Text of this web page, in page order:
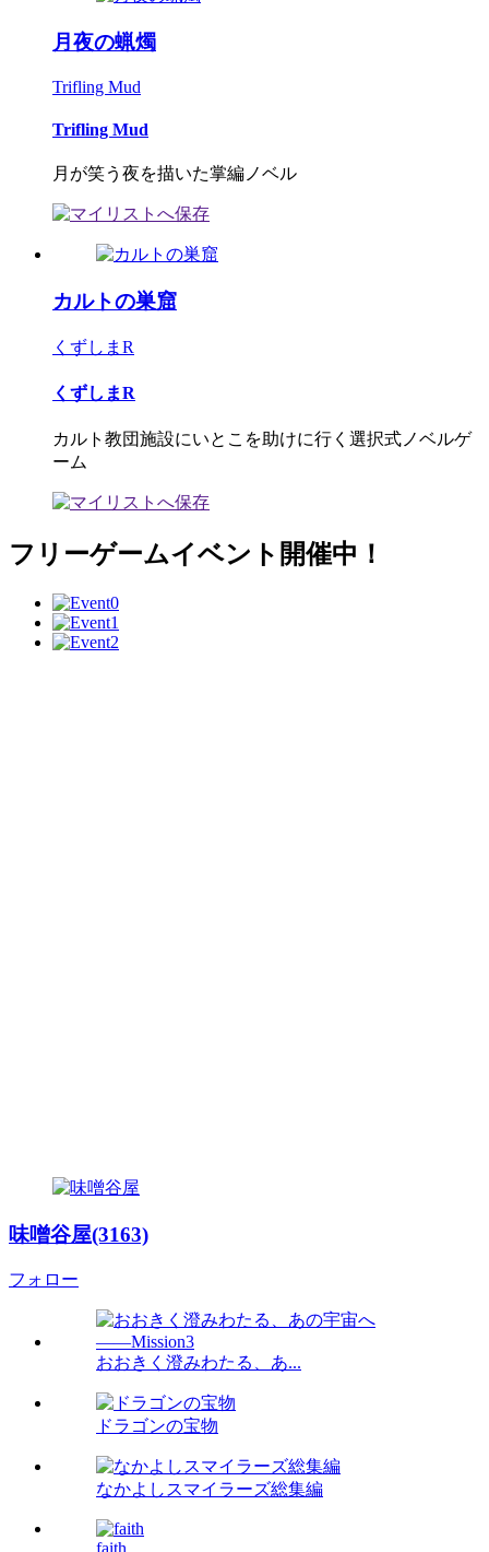
月夜の蝋燭
Trifling Mud
Trifling Mud
月が笑う夜を描いた掌編ノベル
カルトの巣窟
くずしまR
くずしまR
カルト教団施設にいとこを助けに行く選択式ノベルゲ
ーム
フリーゲームイベント開催中！
味噌谷屋(3163)
フォロー
おおきく澄みわたる、あ...
ドラゴンの宝物
なかよしスマイラーズ総集編